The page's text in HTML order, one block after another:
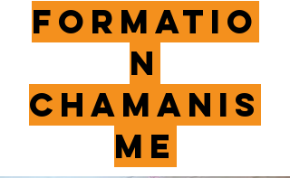
Formatio
n
chamanis
me